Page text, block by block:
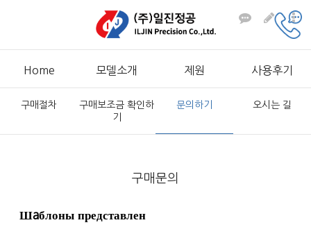
Home 모델소개 제원 사용후기
구매절차
구매보조금 확인하
기
문의하기 오시는 길
구매문의
Шaблоны представлен